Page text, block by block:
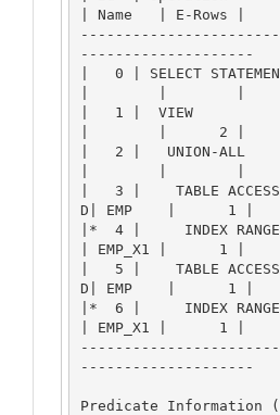
| Name   | E-Rows |
--------------------
|   0 | SELECT
|   1 |  VIEW
|        |      2 |
|   2 |   UNION-ALL
|   3 |    TABLE ACCESS
D| EMP    |      1 |
|*  4 |     INDEX RANGE
| EMP_X1 |      1 |
|   5 |    TABLE ACCESS
D| EMP    |      1 |
|*  6 |     INDEX RANGE
| EMP_X1 |      1 |
--------------------
Predicate Information